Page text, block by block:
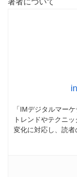
著者について
「IMデジタルマー
トレンドやテクニ
変化に対応し、読